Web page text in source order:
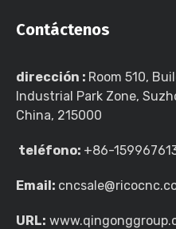
Contáctenos
dirección : Room 510,
Industrial Park Zone,
China, 215000
teléfono: +86-
Email:
URL: